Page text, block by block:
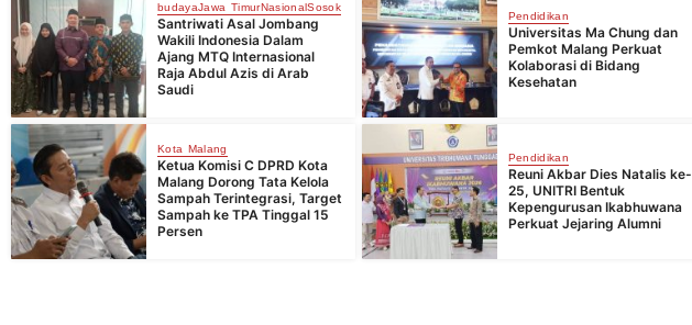
budayaJawa TimurNasionalSosok
Santriwati Asal Jombang
Wakili Indonesia Dalam
Ajang MTQ Internasional
Raja Abdul Azis di Arab
Saudi
Pendidikan
Universitas Ma Chung dan
Pemkot Malang Perkuat
Kolaborasi di Bidang
Kesehatan
Kota Malang
Ketua Komisi C DPRD Kota
Malang Dorong Tata Kelola
Sampah Terintegrasi, Target
Sampah ke TPA Tinggal 15
Persen
Pendidikan
Reuni Akbar Dies Natalis ke-
25, UNITRI Bentuk
Kepengurusan Ikabhuwana
Perkuat Jejaring Alumni